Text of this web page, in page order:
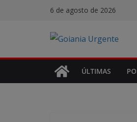
6 de agosto de 2026
ÚLTIMAS